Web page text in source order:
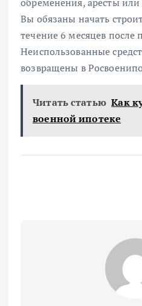
Вы обязаны начать
течение 6 месяцев после
Неиспользованные
возвращены в
Читать статью Как
военной ипотеке